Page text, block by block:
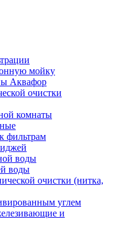
мойку
Аквафор
очистки
комнаты
фильтрам
воды
воды
очистки (нитка,
углем
и